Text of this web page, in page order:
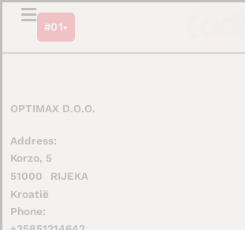
#01▾
OPTIMAX D.O.O.
Address:
Korzo, 5
51000
RIJEKA
Kroatië
Phone: